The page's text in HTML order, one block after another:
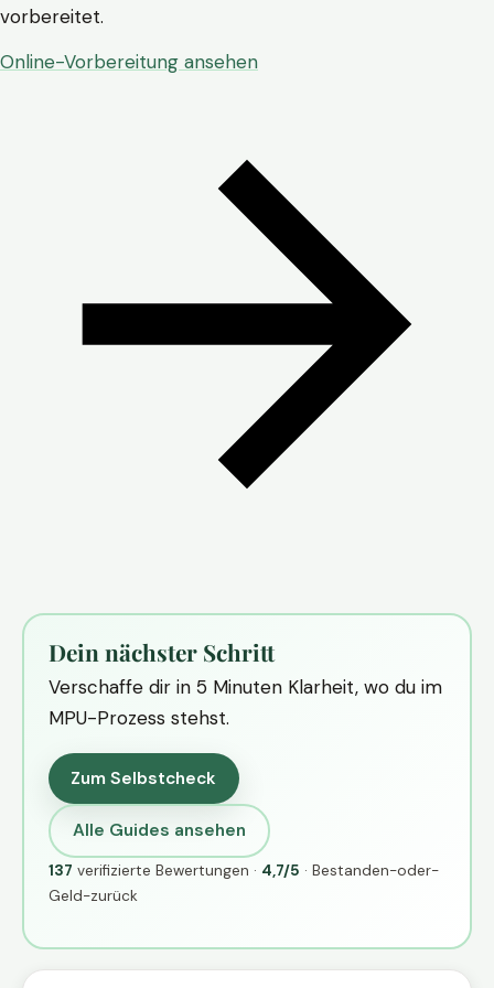
vorbereitet.
Online-Vorbereitung ansehen
Dein nächster Schritt
Verschaffe dir in 5 Minuten Klarheit, wo du im
MPU-Prozess stehst.
Zum Selbstcheck
Alle Guides ansehen
137 verifizierte Bewertungen · 4,7/5 · Bestanden-oder-
Geld-zurück